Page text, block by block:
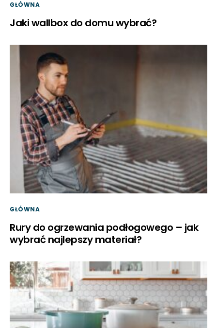
GŁÓWNA
Jaki wallbox do domu wybrać?
GŁÓWNA
Rury do ogrzewania podłogowego – jak
wybrać najlepszy materiał?